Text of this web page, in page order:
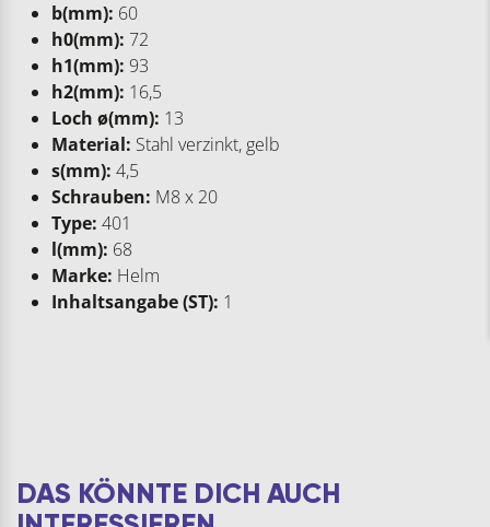
b(mm): 60
h0(mm): 72
h1(mm): 93
h2(mm): 16,5
Loch ø(mm): 13
Material: Stahl verzinkt, gelb
s(mm): 4,5
Schrauben: M8 x 20
Type: 401
l(mm): 68
Marke: Helm
Inhaltsangabe (ST): 1
DAS KÖNNTE DICH AUCH